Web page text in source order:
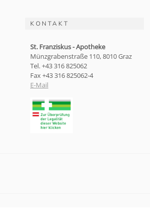
KONTAKT
St. Franziskus - Apotheke
Münzgrabenstraße 110, 8010 Graz
Tel. +43 316 825062
Fax +43 316 825062-4
E-Mail